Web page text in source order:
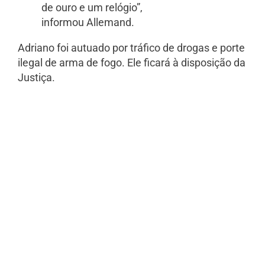
de ouro e um relógio”,
informou Allemand.
Adriano foi autuado por tráfico de drogas e porte
ilegal de arma de fogo. Ele ficará à disposição da
Justiça.